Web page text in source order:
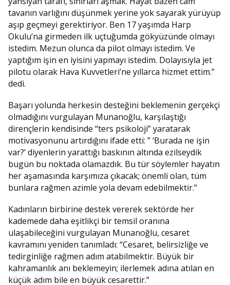
tavanın varlığını düşünmek yerine yok sayarak yürüyüp
aşıp geçmeyi gerektiriyor. Ben 17 yaşımda Harp
Okulu’na girmeden ilk uçtuğumda gökyüzünde olmayı
istedim. Mezun olunca da pilot olmayı istedim. Ve
yaptığım işin en iyisini yapmayı istedim. Dolayısıyla jet
pilotu olarak Hava Kuvvetleri’ne yıllarca hizmet ettim.”
dedi.
Başarı yolunda herkesin desteğini beklemenin gerçekçi
olmadığını vurgulayan Munanoğlu, karşılaştığı
dirençlerin kendisinde “ters psikoloji” yaratarak
motivasyonunu artırdığını ifade etti: ” ‘Burada ne işin
var?’ diyenlerin yarattığı baskının altında ezilseydik
bugün bu noktada olamazdık. Bu tür söylemler hayatın
her aşamasında karşımıza çıkacak; önemli olan, tüm
bunlara rağmen azimle yola devam edebilmektir.”
Kadınların birbirine destek vererek sektörde her
kademede daha eşitlikçi bir temsil oranına
ulaşabileceğini vurgulayan Munanoğlu, cesaret
kavramını yeniden tanımladı: “Cesaret, belirsizliğe ve
tedirginliğe rağmen adım atabilmektir. Büyük bir
kahramanlık anı beklemeyin; ilerlemek adına atılan en
küçük adım bile en büyük cesarettir.”